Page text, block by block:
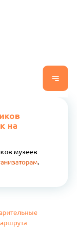
на
музеев
.